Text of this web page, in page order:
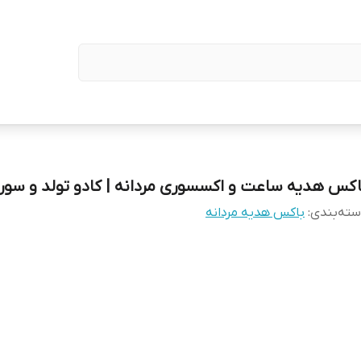
هدیه ساعت و اکسسوری مردانه | کادو تولد و
: باکس هدیه مردانه